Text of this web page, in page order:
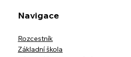
Navigace
Rozcestník
Základní škola